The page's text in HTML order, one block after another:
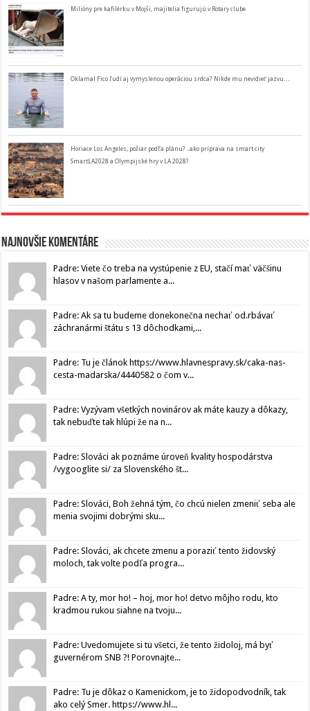
Milióny pre kafilérku v Mojši, majitelia figurujú v Rotary clube
Oklamal Fico ľudí aj vymyslenou operáciou srdca? Nikde mu nevidieť jazvu…
Horiace Los Angeles, požiar podľa plánu? ..ako príprava na smart city
SmartLA2028 a Olympijské hry v LA 2028?
Najnovšie komentáre
Padre: Viete čo treba na vystúpenie z EU, stačí mať väčšinu
hlasov v našom parlamente a...
Padre: Ak sa tu budeme donekonečna nechať od.rbávať
záchranármi štátu s 13 dôchodkami,...
Padre: Tu je článok https://www.hlavnespravy.sk/caka-nas-
cesta-madarska/4440582 o čom v...
Padre: Vyzývam všetkých novinárov ak máte kauzy a dôkazy,
tak nebuďte tak hlúpi že na n...
Padre: Slováci ak poznáme úroveň kvality hospodárstva
/vygooglite si/ za Slovenského št...
Padre: Slováci, Boh žehná tým, čo chcú nielen zmeniť seba ale
menia svojimi dobrými sku...
Padre: Slováci, ak chcete zmenu a poraziť tento židovský
moloch, tak volte podľa progra...
Padre: A ty, mor ho! – hoj, mor ho! detvo môjho rodu, kto
kradmou rukou siahne na tvoju...
Padre: Uvedomujete si tu všetci, že tento židoloj, má byť
guvernérom SNB ?! Porovnajte...
Padre: Tu je dôkaz o Kamenickom, je to židopodvodník, tak
ako celý Smer. https://www.hl...